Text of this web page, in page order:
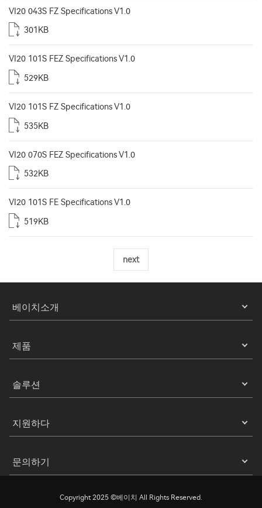
VI20 043S FZ Specifications V1.0
301KB
VI20 101S FEZ Specifications V1.0
529KB
VI20 101S FZ Specifications V1.0
535KB
VI20 070S FEZ Specifications V1.0
532KB
VI20 101S FE Specifications V1.0
519KB
next
베이치소개
제품
솔루션
지원하다
문의하기
Copyright 2025 ©베이치 All Rights Reserved.